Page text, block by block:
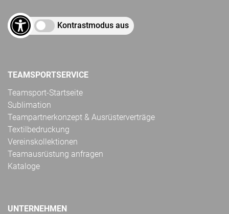
Kontrastmodus aus
TEAMSPORTSERVICE
Teamsport-Startseite
Sublimation
Teampartnerkonzept & Ausrüsterverträge
Textilbedruckung
Vereinskollektionen
Teamausrüstung anfragen
Kataloge
UNTERNEHMEN